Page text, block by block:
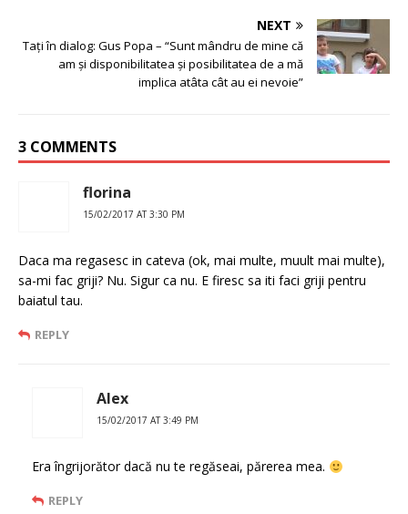
NEXT
Tați în dialog: Gus Popa – “Sunt mândru de mine că
am și disponibilitatea și posibilitatea de a mă
implica atâta cât au ei nevoie”
3 COMMENTS
florina
15/02/2017 AT 3:30 PM
Daca ma regasesc in cateva (ok, mai multe, muult mai multe),
sa-mi fac griji? Nu. Sigur ca nu. E firesc sa iti faci griji pentru
baiatul tau.
REPLY
Alex
15/02/2017 AT 3:49 PM
Era îngrijorător dacă nu te regăseai, părerea mea.
REPLY